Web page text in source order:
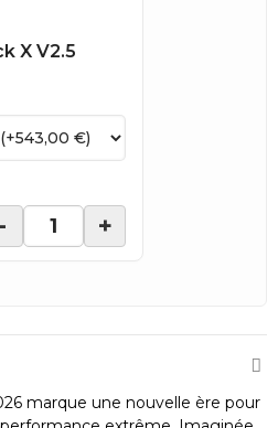
X V2.5
- +
marque une nouvelle ère pour